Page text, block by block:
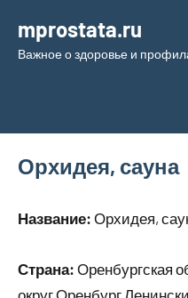
содержимому
mprostata.ru
Важное о здоровье и
Орхидея, сауна
Название: Орхидея,
Страна: Оренбургская
округ Оренбург